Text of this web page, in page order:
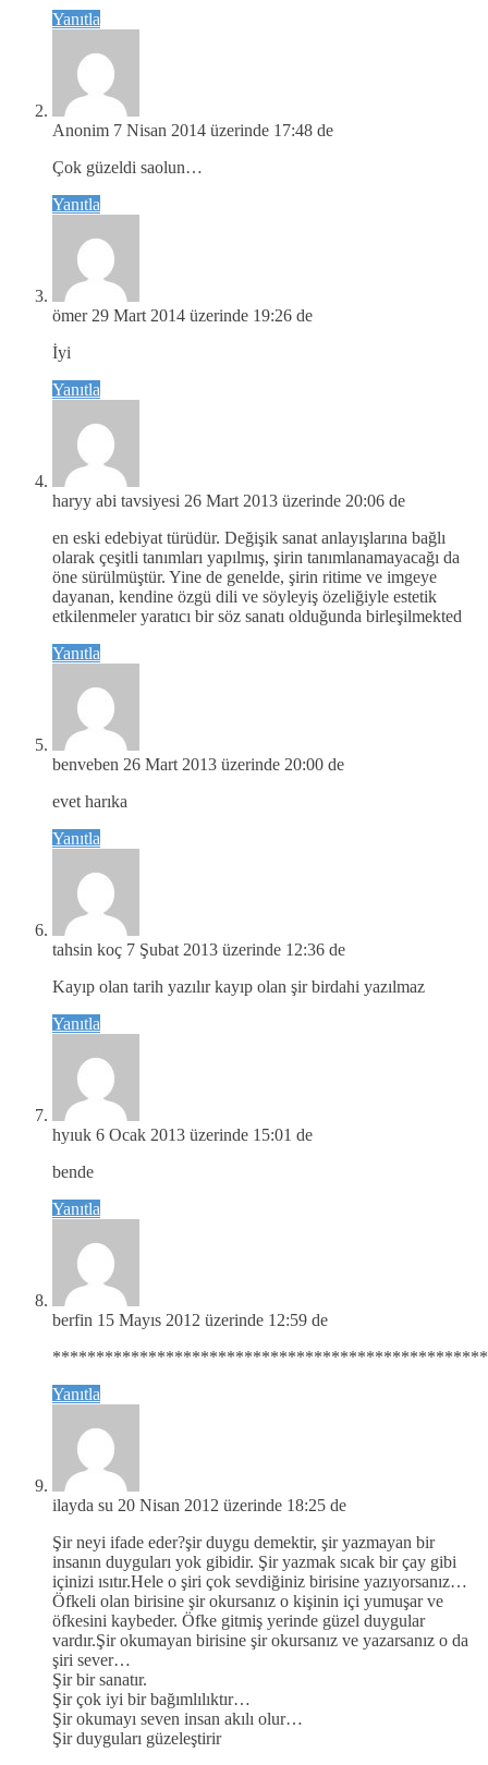
Yanıtla
Anonim 7 Nisan 2014 üzerinde 17:48 de
Çok güzeldi saolun…
Yanıtla
ömer 29 Mart 2014 üzerinde 19:26 de
İyi
Yanıtla
haryy abi tavsiyesi 26 Mart 2013 üzerinde 20:06 de
en eski edebiyat türüdür. Değişik sanat anlayışlarına bağlı
olarak çeşitli tanımları yapılmış, şirin tanımlanamayacağı da
öne sürülmüştür. Yine de genelde, şirin ritime ve imgeye
dayanan, kendine özgü dili ve söyleyiş özeliğiyle estetik
etkilenmeler yaratıcı bir söz sanatı olduğunda birleşilmekted
Yanıtla
benveben 26 Mart 2013 üzerinde 20:00 de
evet harıka
Yanıtla
tahsin koç 7 Şubat 2013 üzerinde 12:36 de
Kayıp olan tarih yazılır kayıp olan şir birdahi yazılmaz
Yanıtla
hyıuk 6 Ocak 2013 üzerinde 15:01 de
bende
Yanıtla
berfin 15 Mayıs 2012 üzerinde 12:59 de
Yanıtla
ilayda su 20 Nisan 2012 üzerinde 18:25 de
Şir neyi ifade eder?şir duygu demektir, şir yazmayan bir
insanın duyguları yok gibidir. Şir yazmak sıcak bir çay gibi
içinizi ısıtır.Hele o şiri çok sevdiğiniz birisine yazıyorsanız…
Öfkeli olan birisine şir okursanız o kişinin içi yumuşar ve
öfkesini kaybeder. Öfke gitmiş yerinde güzel duygular
vardır.Şir okumayan birisine şir okursanız ve yazarsanız o da
şiri sever…
Şir bir sanatır.
Şir çok iyi bir bağımlılıktır…
Şir okumayı seven insan akılı olur…
Şir duyguları güzeleştirir